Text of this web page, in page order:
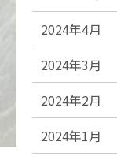
2024年4月
2024年3月
2024年2月
2024年1月